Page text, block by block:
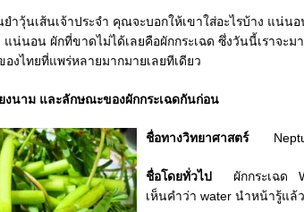
ำวุ้นเส้นเจ้าประจำ คุณจะบอกให้เขาใส่อะไรบ้าง แน่น
แน่นอน ผักที่ขาดไม่ได้เลยคือผักกระเฉด ซึ่งวันนี้เราจะ
งไทยที่แพร่หลายมากมายเลยทีเดียว
ยงนาม และลักษณะของผักกระเฉดกันก่อน
ชื่อทางวิทยาศาสตร์
ชื่อโดยทั่วไป ผักกระเฉด
เห็นคำว่า water นำหน้ารู้แล้